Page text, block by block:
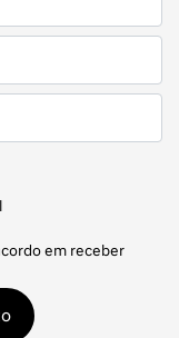
em receber